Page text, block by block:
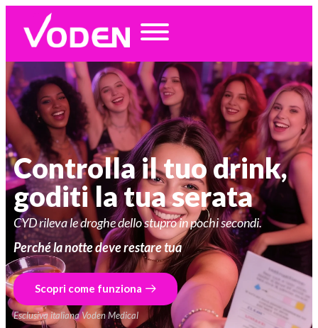
Controlla il tuo drink,
goditi la tua serata
CYD rileva le droghe dello stupro in pochi secondi.
Perché la notte deve restare tua
Scopri come funziona
Esclusiva italiana Voden Medical